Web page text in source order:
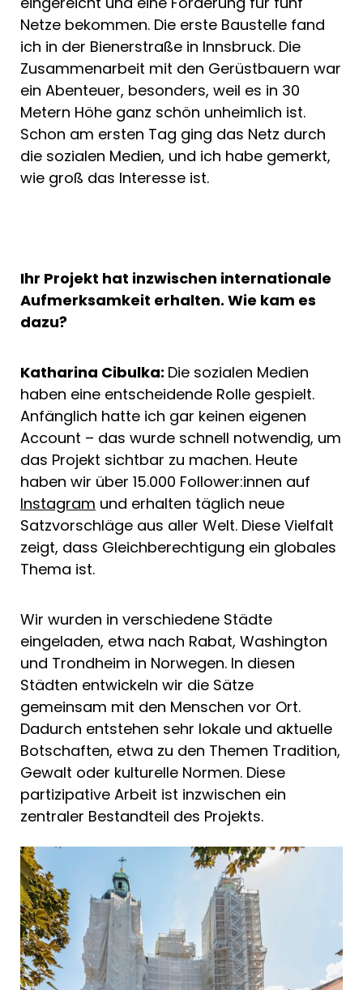
Netze bekommen. Die erste Baustelle fand
ich in der Bienerstraße in Innsbruck. Die
Zusammenarbeit mit den Gerüstbauern war
ein Abenteuer, besonders, weil es in 30
Metern Höhe ganz schön unheimlich ist.
Schon am ersten Tag ging das Netz durch
die sozialen Medien, und ich habe gemerkt,
wie groß das Interesse ist.
Ihr Projekt hat inzwischen internationale
Aufmerksamkeit erhalten. Wie kam es
dazu?
Katharina Cibulka: Die sozialen Medien
haben eine entscheidende Rolle gespielt.
Anfänglich hatte ich gar keinen eigenen
Account – das wurde schnell notwendig, um
das Projekt sichtbar zu machen. Heute
haben wir über 15.000 Follower:innen auf
Instagram und erhalten täglich neue
Satzvorschläge aus aller Welt. Diese Vielfalt
zeigt, dass Gleichberechtigung ein globales
Thema ist.
Wir wurden in verschiedene Städte
eingeladen, etwa nach Rabat, Washington
und Trondheim in Norwegen. In diesen
Städten entwickeln wir die Sätze
gemeinsam mit den Menschen vor Ort.
Dadurch entstehen sehr lokale und aktuelle
Botschaften, etwa zu den Themen Tradition,
Gewalt oder kulturelle Normen. Diese
partizipative Arbeit ist inzwischen ein
zentraler Bestandteil des Projekts.